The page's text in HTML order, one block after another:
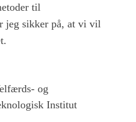
til
jeg sikker på, at vi vil
og
Institut